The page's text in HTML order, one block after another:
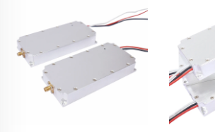
minskningssignaldetektor